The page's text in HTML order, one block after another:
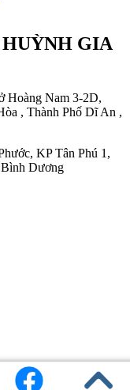
GIA
Hoàng Nam 3-2D,
, Thành Phố Dĩ An ,
KP Tân Phú 1,
Dương